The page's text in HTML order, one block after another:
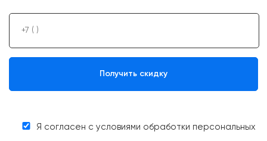
Я согласен с условиями обработки персональных